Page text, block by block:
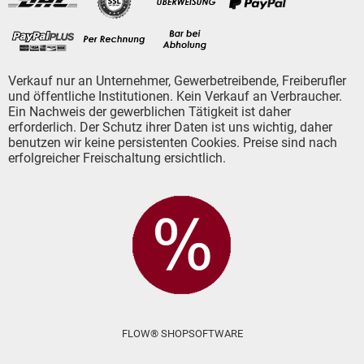
Verkauf nur an Unternehmer, Gewerbetreibende, Freiberufler
und öffentliche Institutionen. Kein Verkauf an Verbraucher.
Ein Nachweis der gewerblichen Tätigkeit ist daher
erforderlich. Der Schutz ihrer Daten ist uns wichtig, daher
benutzen wir keine persistenten Cookies. Preise sind nach
erfolgreicher Freischaltung ersichtlich.
FLOW® SHOPSOFTWARE